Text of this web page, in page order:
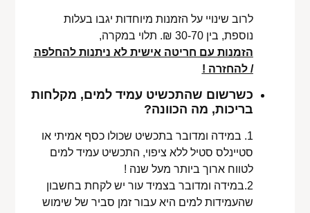
לרוב שינויי על הזמנות מיוחדות יגבו בעלות
נוספת, בין 30-70 ₪. תלוי במקרה,
הזמנות עם חריטה אישית לא ניתנות להחלפה
/ להחזרה !
כשרשום שהתכשיט עמיד למים, מקלחות
בריכות, מה הכוונה?
1. במידה ומדובר בתכשיט שכולו כסף אמיתי או
סטיינלס סטיל ללא ציפוי, התכשיט עמיד למים
לטווח ארוך ביותר מעל שנה !
2.במידה ומדובר בצמיד עור יש לקחת בחשבון
שהעמידות למים היא עבור זמן סביר של שימוש